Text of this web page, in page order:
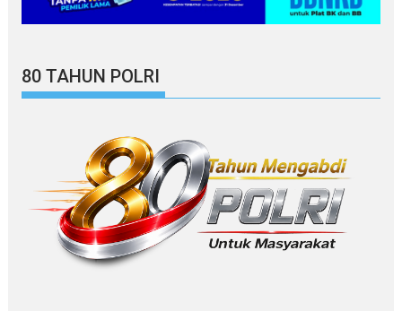
80 TAHUN POLRI